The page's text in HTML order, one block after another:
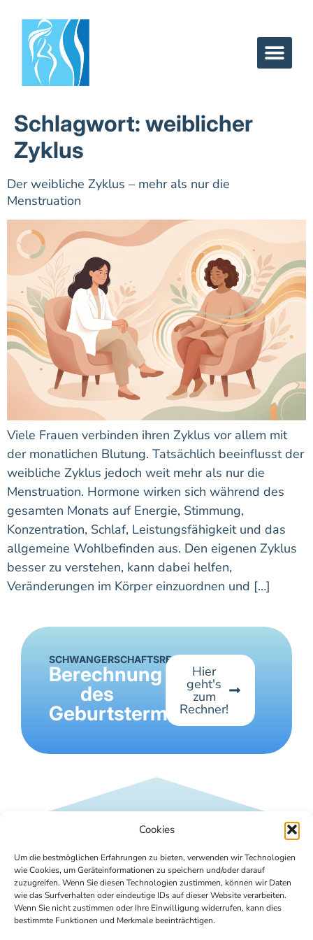
Cookies
Um die bestmöglichen Erfahrungen zu bieten, verwenden wir Technologien
wie Cookies, um Geräteinformationen zu speichern und/oder darauf
zuzugreifen. Wenn Sie diesen Technologien zustimmen, können wir Daten
wie das Surfverhalten oder eindeutige IDs auf dieser Website verarbeiten.
Wenn Sie nicht zustimmen oder Ihre Einwilligung widerrufen, kann dies
bestimmte Funktionen und Merkmale beeinträchtigen.
Schlagwort: weiblicher
Zyklus
Der weibliche Zyklus – mehr als nur die
Menstruation
Viele Frauen verbinden ihren Zyklus vor allem mit
der monatlichen Blutung. Tatsächlich beeinflusst der
weibliche Zyklus jedoch weit mehr als nur die
Menstruation. Hormone wirken sich während des
gesamten Monats auf Energie, Stimmung,
Konzentration, Schlaf, Leistungsfähigkeit und das
allgemeine Wohlbefinden aus. Den eigenen Zyklus
besser zu verstehen, kann dabei helfen,
Veränderungen im Körper einzuordnen und […]
SCHWANGERSCHAFTSRECHNER
Berechnung
des
Geburtstermins
Hier
geht's
zum
Rechner!